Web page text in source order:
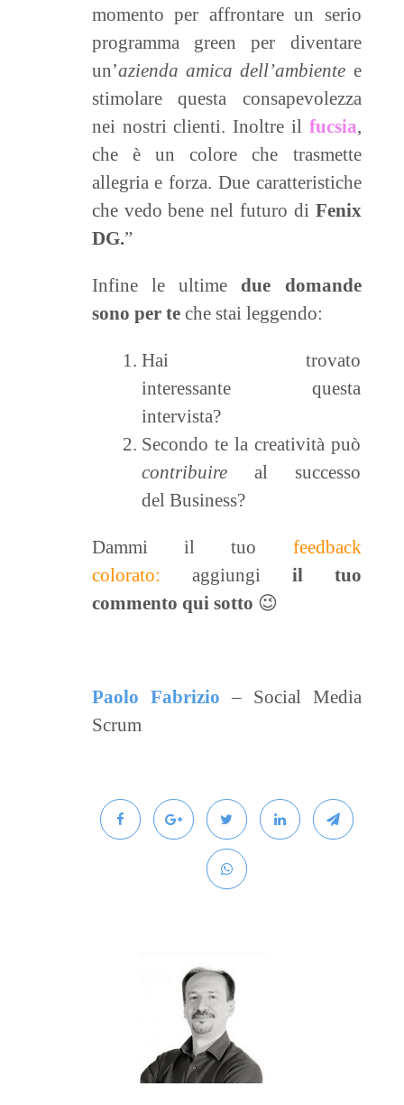
momento per affrontare un serio
programma green per diventare
un’azienda amica dell’ambiente e
stimolare questa consapevolezza
nei nostri clienti. Inoltre il fucsia,
che è un colore che trasmette
allegria e forza. Due caratteristiche
che vedo bene nel futuro di Fenix
DG.”
Infine le ultime due domande
sono per te che stai leggendo:
Hai trovato
interessante questa
intervista?
Secondo te la creatività può
contribuire al successo
del Business?
Dammi il tuo feedback
colorato: aggiungi il tuo
commento qui sotto 😉
Paolo Fabrizio – Social Media
Scrum